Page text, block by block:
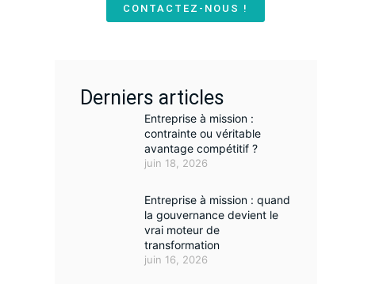
CONTACTEZ-NOUS !
Derniers articles
Entreprise à mission :
contrainte ou véritable
avantage compétitif ?
juin 18, 2026
Entreprise à mission : quand
la gouvernance devient le
vrai moteur de
transformation
juin 16, 2026